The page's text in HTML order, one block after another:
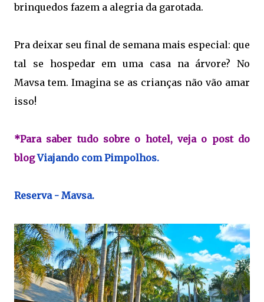
brinquedos fazem a alegria da garotada.
Pra deixar seu final de semana mais especial: que
tal se hospedar em uma casa na árvore? No
Mavsa tem. Imagina se as crianças não vão amar
isso!
*Para saber tudo sobre o hotel, veja o post do
blogViajando com Pimpolhos.
Reserva - Mavsa.